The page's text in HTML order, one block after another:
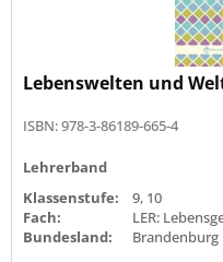
Lebenswelten und
ISBN: 978-3-86189-665-4
Lehrerband
Klassenstufe:
9, 10
Fach:
LER:
Bundesland:
Brandenburg